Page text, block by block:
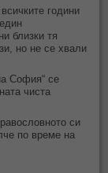
години
близки тя
но не се хвали
София“ се
чиста
си
по време на